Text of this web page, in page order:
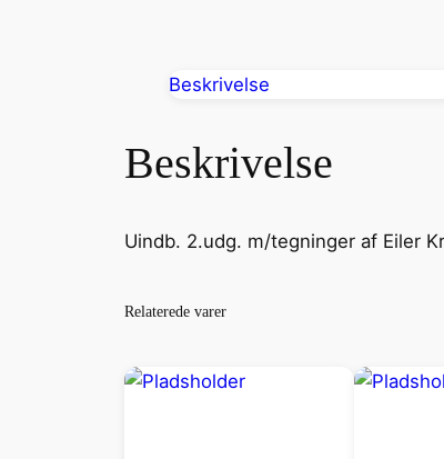
Beskrivelse
Beskrivelse
Uindb. 2.udg. m/tegninger af Eiler
Relaterede varer